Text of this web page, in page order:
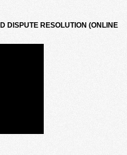
DISPUTE RESOLUTION (ONLINE